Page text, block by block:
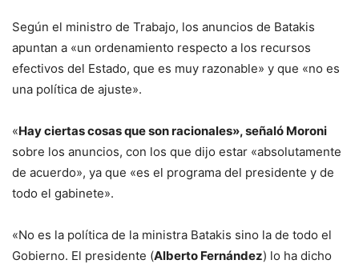
Según el ministro de Trabajo, los anuncios de Batakis
apuntan a «un ordenamiento respecto a los recursos
efectivos del Estado, que es muy razonable» y que «no es
una política de ajuste».
«Hay ciertas cosas que son racionales», señaló Moroni
sobre los anuncios, con los que dijo estar «absolutamente
de acuerdo», ya que «es el programa del presidente y de
todo el gabinete».
«No es la política de la ministra Batakis sino la de todo el
Gobierno. El presidente (Alberto Fernández) lo ha dicho